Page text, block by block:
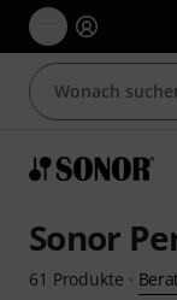
Sonor
61 Produkte ·